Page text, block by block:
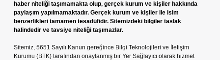
haber niteliği taşımamakta olup, gerçek kurum ve kişiler hakkında
paylaşım yapılmamaktadır. Gerçek kurum ve kişiler ile isim
benzerlikleri tamamen tesadüfidir. Sitemizdeki bilgiler taslak
halindedir ve tavsiye niteliği taşımazlar.
Sitemiz, 5651 Sayılı Kanun gereğince Bilgi Teknolojileri ve İletişim
Kurumu (BTK) tarafından onaylanmış bir Yer Sağlayıcı olarak hizmet